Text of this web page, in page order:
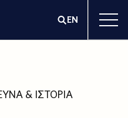
EN
& ΙΣΤΟΡΙΑ